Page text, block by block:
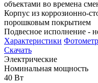
объектами во времена
Корпус из коррозионно-
порошковым покрытием
Подвесное исполнение -
Характеристики
Скачать
Электрические
Номинальная мощность
40 Вт